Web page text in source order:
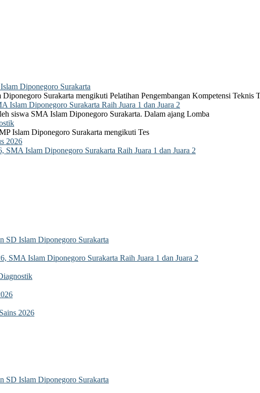
Diponegoro Surakarta
Surakarta mengikuti Pelatihan Pengembangan Kompetensi Teknis
Islam Diponegoro Surakarta Raih Juara 1 dan Juara 2
siswa SMA Islam Diponegoro Surakarta. Dalam ajang Lomba
Islam Diponegoro Surakarta mengikuti Tes
2026
Islam Diponegoro Surakarta Raih Juara 1 dan Juara 2
SD Islam Diponegoro Surakarta
SMA Islam Diponegoro Surakarta Raih Juara 1 dan Juara 2
2026
SD Islam Diponegoro Surakarta